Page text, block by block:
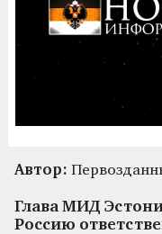
Автор:
Глава МИД
Россию